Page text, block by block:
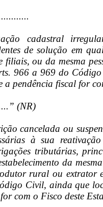
cadastral
de solução em
filiais, ou da mesma
966 a 969 do
a pendência fiscal for
(NR)
cancelada ou
à sua
tributárias,
da
rural ou extrator
Civil, ainda que
com o Fisco deste